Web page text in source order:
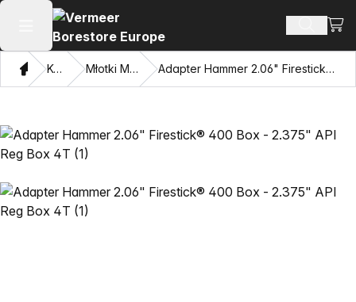
Otwórz menu główne Szukaj
DomKatalog Młotki Mincon™ HDD Adapter Hammer 2.06" Firestick® 400 Box - 2.375" API Reg Box 4T